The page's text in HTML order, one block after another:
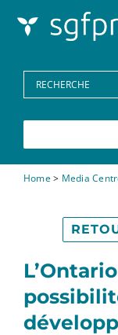
FAQs
Contactez-nous
Search
for:
Home> Media